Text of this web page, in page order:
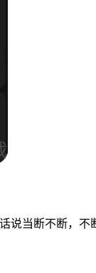
说当断不断，